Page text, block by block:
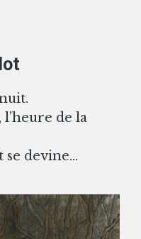
l’heure de la
se devine…